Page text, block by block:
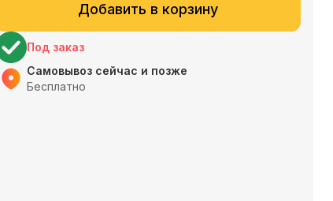
Добавить в корзину
Под заказ
Самовывоз сейчас и позже
Бесплатно